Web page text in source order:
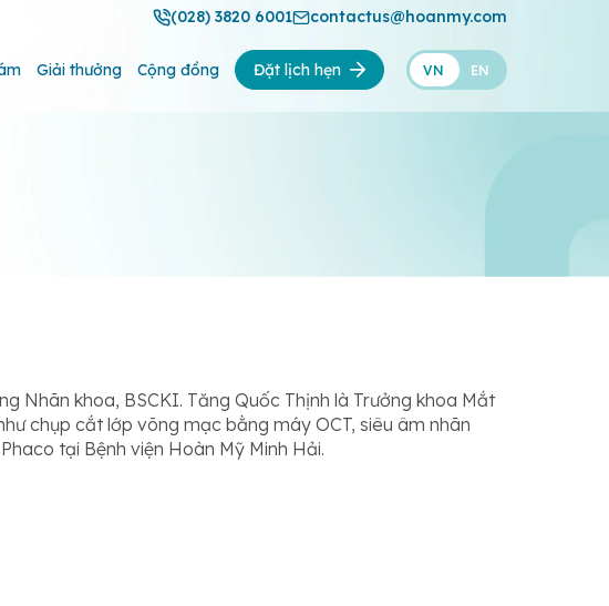
(028) 3820 6001 contactus@hoanmy.com
Giải thưởng Cộng đồng Đặt lịch hẹn VN EN
Nhãn khoa, BSCKI. Tăng Quốc Thịnh là Trưởng khoa Mắt
chụp cắt lớp võng mạc bằng máy OCT, siêu âm nhãn
tại Bệnh viện Hoàn Mỹ Minh Hải.